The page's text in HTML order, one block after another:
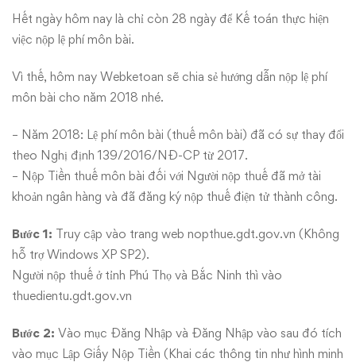
năm
2018
Hết ngày hôm nay là chỉ còn 28 ngày để Kế toán thực hiện
việc nộp lệ phí môn bài.
Vì thế, hôm nay Webketoan sẽ chia sẻ hướng dẫn nộp lệ phí
môn bài cho năm 2018 nhé.
– Năm 2018: Lệ phí môn bài (thuế môn bài) đã có sự thay đổi
theo Nghị định 139/2016/NĐ-CP từ 2017.
– Nộp Tiền thuế môn bài đối với Người nộp thuế đã mở tài
khoản ngân hàng và đã đăng ký nộp thuế điện tử thành công.
Bước 1: Truy cập vào trang web nopthue.gdt.gov.vn (Không
hỗ trợ Windows XP SP2).
Người nộp thuế ở tỉnh Phú Thọ và Bắc Ninh thì vào
thuedientu.gdt.gov.vn
Bước 2: Vào mục Đăng Nhập và Đăng Nhập vào sau đó tích
vào mục Lập Giấy Nộp Tiền (Khai các thông tin như hình minh